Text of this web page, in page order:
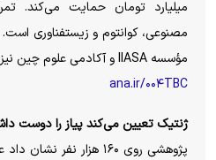
میلیارد تومان حمایت می‌کند.
مصنوعی، کوانتوم و زیستفناوری است.
مؤسسه IIASA و آکادمی علوم چین نیز در دستور کار قرار دارد.
ana.ir/۰۰۴TBC
ژنتیک تعیین می‌کند پیاز را دوست
پژوهشی روی ۱۶۰ هزار نفر